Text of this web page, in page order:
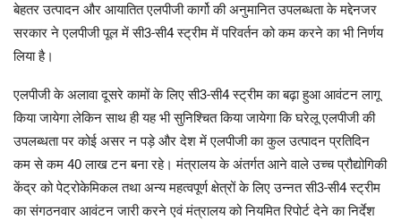
बेहतर उत्पादन और आयातित एलपीजी कार्गो की अनुमानित उपलब्धता के मद्देनजर
सरकार ने एलपीजी पूल में सी3-सी4 स्ट्रीम में परिवर्तन को कम करने का भी निर्णय
लिया है।
एलपीजी के अलावा दूसरे कामों के लिए सी3-सी4 स्ट्रीम का बढ़ा हुआ आवंटन लागू
किया जायेगा लेकिन साथ ही यह भी सुनिश्चित किया जायेगा कि घरेलू एलपीजी की
उपलब्धता पर कोई असर न पड़े और देश में एलपीजी का कुल उत्पादन प्रतिदिन
कम से कम 40 लाख टन बना रहे। मंत्रालय के अंतर्गत आने वाले उच्च प्रौद्योगिकी
केंद्र को पेट्रोकेमिकल तथा अन्य महत्वपूर्ण क्षेत्रों के लिए उन्नत सी3-सी4 स्ट्रीम
का संगठनवार आवंटन जारी करने एवं मंत्रालय को नियमित रिपोर्ट देने का निर्देश